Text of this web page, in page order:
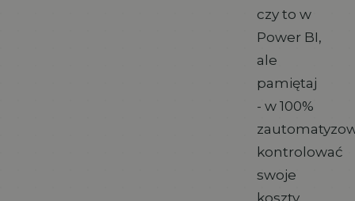
czy to w
Power BI,
ale
pamiętaj
- w 100%
kontrolować
swoje
koszty,